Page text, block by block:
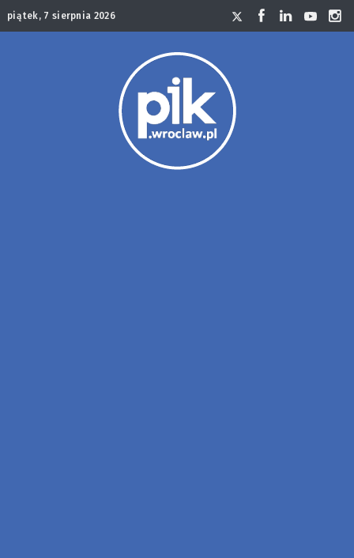
piątek, 7 sierpnia 2026